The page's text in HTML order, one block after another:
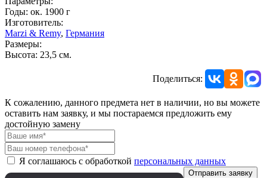
Годы: ок. 1900 г
Изготовитель:
Marzi & Remy, Германия
Размеры:
Высота: 23,5 см.
Поделиться:
К сожалению, данного предмета нет в наличии, но вы можете
оставить нам заявку, и мы постараемся предложить ему
достойную замену
Я соглашаюсь с обработкой персональных данных
Отправить заявку